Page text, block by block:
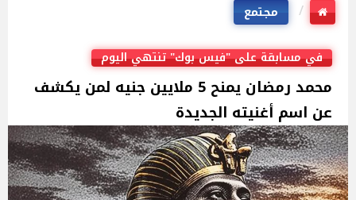
مجتمع
في مسابقة على "فيس بوك" تنتهي اليوم
محمد رمضان يمنح 5 ملايين جنيه لمن يكشف
عن اسم أغنيته الجديدة